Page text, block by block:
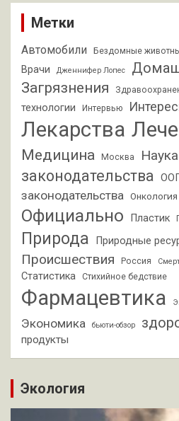
Метки
Автомобили Бездомные
Врачи Дженнифер Лопес
Загрязнения
технологии
Интервью
Лекарства
Медицина Москва Наука
законодательства
законодательства Онкология
Официально Пластик
Природа Природные
Происшествия Россия
Статистика Стихийное бедствие
Фармацевтика
Экономика бьюти-обзор
продукты
Экология